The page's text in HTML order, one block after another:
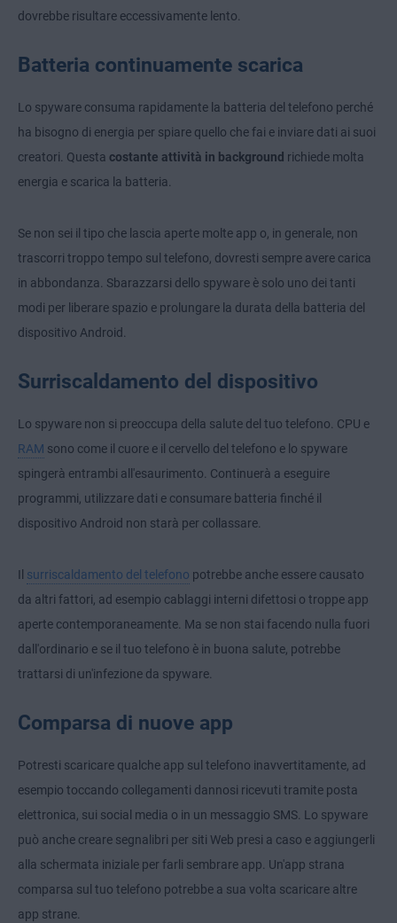
dovrebbe risultare eccessivamente lento.
Batteria continuamente scarica
Lo spyware consuma rapidamente la batteria del telefono perché
ha bisogno di energia per spiare quello che fai e inviare dati ai suoi
creatori. Questa costante attività in background richiede molta
energia e scarica la batteria.
Se non sei il tipo che lascia aperte molte app o, in generale, non
trascorri troppo tempo sul telefono, dovresti sempre avere carica
in abbondanza. Sbarazzarsi dello spyware è solo uno dei tanti
modi per liberare spazio e prolungare la durata della batteria del
dispositivo Android.
Surriscaldamento del dispositivo
Lo spyware non si preoccupa della salute del tuo telefono. CPU e
RAM sono come il cuore e il cervello del telefono e lo spyware
spingerà entrambi all'esaurimento. Continuerà a eseguire
programmi, utilizzare dati e consumare batteria finché il
dispositivo Android non starà per collassare.
Il surriscaldamento del telefono potrebbe anche essere causato
da altri fattori, ad esempio cablaggi interni difettosi o troppe app
aperte contemporaneamente. Ma se non stai facendo nulla fuori
dall'ordinario e se il tuo telefono è in buona salute, potrebbe
trattarsi di un'infezione da spyware.
Comparsa di nuove app
Potresti scaricare qualche app sul telefono inavvertitamente, ad
esempio toccando collegamenti dannosi ricevuti tramite posta
elettronica, sui social media o in un messaggio SMS. Lo spyware
può anche creare segnalibri per siti Web presi a caso e aggiungerli
alla schermata iniziale per farli sembrare app. Un'app strana
comparsa sul tuo telefono potrebbe a sua volta scaricare altre
app strane.